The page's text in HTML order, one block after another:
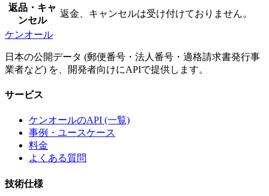
返品・キャ
ンセル
返金、キャンセルは受け付けておりません。
ケンオール
日本の公開データ (郵便番号・法人番号・適格請求書発行事
業者など) を、開発者向けにAPIで提供します。
サービス
ケンオールのAPI (一覧)
事例・ユースケース
料金
よくある質問
技術仕様